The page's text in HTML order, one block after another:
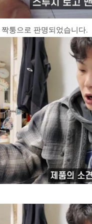
퉁으로 판명되었습니다.